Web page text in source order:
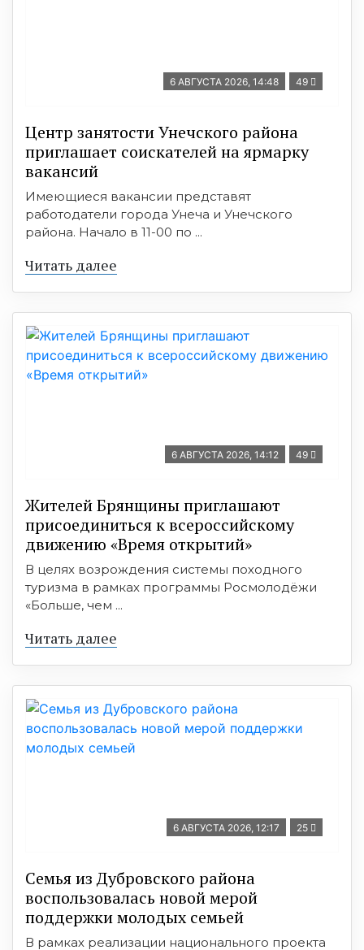
6 АВГУСТА 2026, 14:48 49
Центр занятости Унечского района
приглашает соискателей на ярмарку
вакансий
Имеющиеся вакансии представят
работодатели города Унеча и Унечского
района. Начало в 11-00 по ...
Читать далее
6 АВГУСТА 2026, 14:12 49
Жителей Брянщины приглашают
присоединиться к всероссийскому
движению «Время открытий»
В целях возрождения системы походного
туризма в рамках программы Росмолодёжи
«Больше, чем ...
Читать далее
6 АВГУСТА 2026, 12:17 25
Семья из Дубровского района
воспользовалась новой мерой
поддержки молодых семьей
В рамках реализации национального проекта